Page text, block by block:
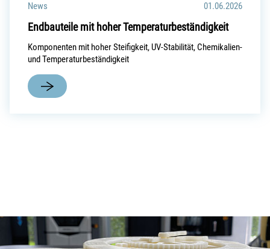
News 01.06.2026
Endbauteile mit hoher Temperaturbeständigkeit
Komponenten mit hoher Steifigkeit, UV-Stabilität, Chemikalien-
und Temperaturbeständigkeit